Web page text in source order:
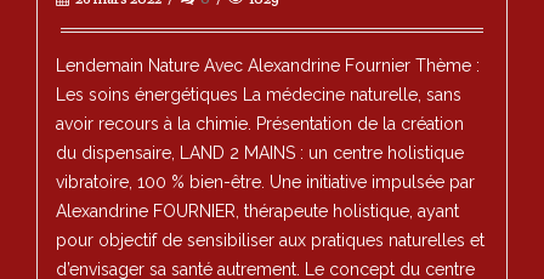
Lendemain Nature Avec Alexandrine Fournier Thème :
Les soins énergétiques La médecine naturelle, sans
avoir recours à la chimie. Présentation de la création
du dispensaire, LAND 2 MAINS : un centre holistique
vibratoire, 100 % bien-être. Une initiative impulsée par
Alexandrine FOURNIER, thérapeute holistique, ayant
pour objectif de sensibiliser aux pratiques naturelles et
d’envisager sa santé autrement. Le concept du centre